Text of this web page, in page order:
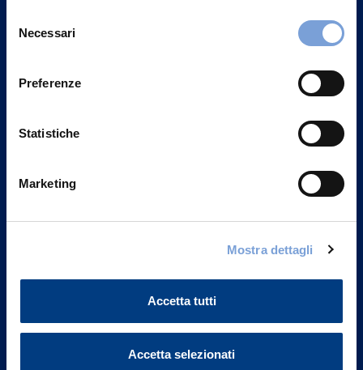
può trovare nel footer del sito nella sezione "Informativa
delNecessari
Preferenze
Statistiche
Marketing
Mostra dettagli
Accetta tutti
Accetta selezionati
Vittoria Assicurazioni S.p.A.
Part. IVA 01329510158